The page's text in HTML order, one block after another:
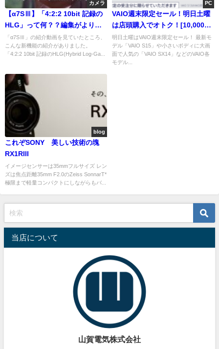
カメラ
【α7SⅢ】「4:2:2 10bit 記録の
HLG」って何？？編集がより楽
しくなる！？【HDR】【α1】
「α7SⅢ」の紹介動画を見ていたところ、
こんな新機能の紹介がありました。
「4:2:2 10bit 記録のHLG(Hybrid Log-Ga...
PC
VAIO週末限定セール！明日土曜
は店頭購入でオトク！[10,000円
OFF]
明日土曜はVAIO週末限定セール！ 最新モ
デル「VAIO S15」や小さいボディに大画
面で人気の「VAIO SX14」などのVAIO各
モデル...
blog
これぞSONY 美しい技術の塊
RX1RIII
イメージセンサーは35mmフルサイズ レン
ズは焦点距離35mm F2.0のZeiss SonnarT*
極限まで軽量コンパクトにしながらもバ...
当店について
山賀電気株式会社